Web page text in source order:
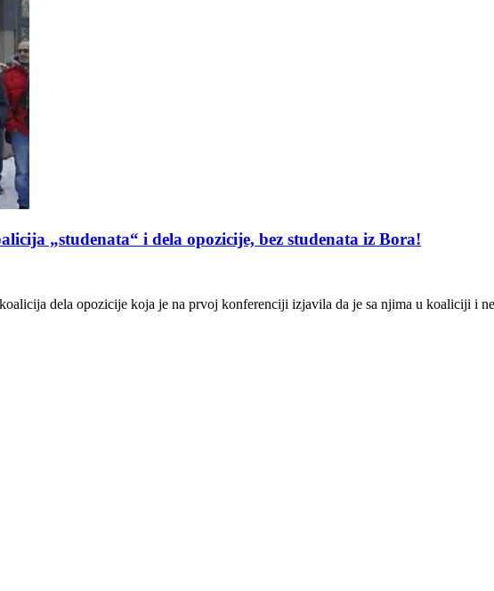
„studenata“ i dela opozicije, bez studenata iz Bora!
dela opozicije koja je na prvoj konferenciji izjavila da je sa njima u koaliciji i